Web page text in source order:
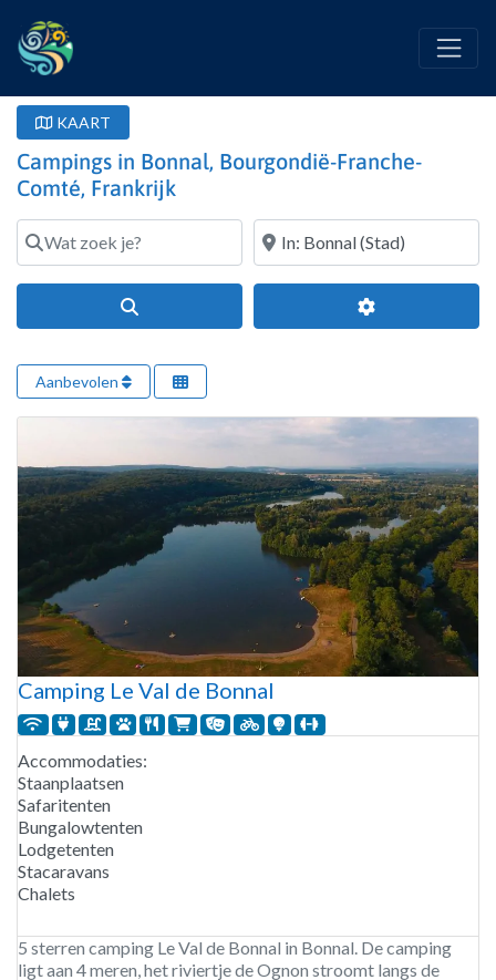
KAART
Campings in Bonnal, Bourgondië-Franche-
Comté, Frankrijk
Wat zoek je? Waar?
Geavanceerde
Aanbevolen
Camping Le Val de Bonnal
Accommodaties:
Staanplaatsen
Safaritenten
Bungalowtenten
Lodgetenten
Stacaravans
Chalets
5 sterren camping Le Val de Bonnal in Bonnal. De camping
ligt aan 4 meren, het riviertje de Ognon stroomt langs de